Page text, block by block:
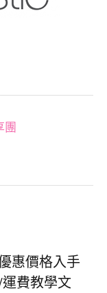
團
惠價格入手
費教學文